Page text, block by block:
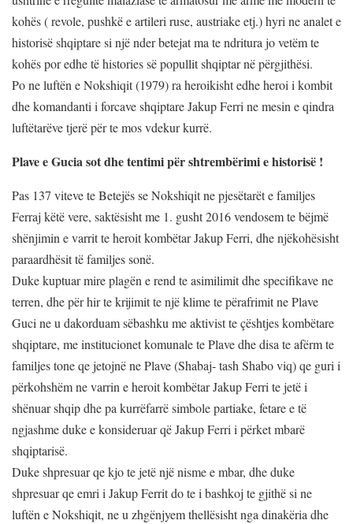
kohës ( revole, pushkë e artileri ruse, austriake etj.) hyri ne analet e
historisë shqiptare si një nder betejat ma te ndritura jo vetëm te
kohës por edhe të histories së popullit shqiptar në përgjithësi.
Po ne luftën e Nokshiqit (1979) ra heroikisht edhe heroi i kombit
dhe komandanti i forcave shqiptare Jakup Ferri ne mesin e qindra
luftëtarëve tjerë për te mos vdekur kurrë.
Plave e Gucia sot dhe tentimi për shtrembërimi e historisë !
Pas 137 viteve te Betejës se Nokshiqit ne pjesëtarët e familjes
Ferraj këtë vere, saktësisht me 1. gusht 2016 vendosem te bëjmë
shënjimin e varrit te heroit kombëtar Jakup Ferri, dhe njëkohësisht
paraardhësit të familjes sonë.
Duke kuptuar mire plagën e rend te asimilimit dhe specifikave ne
terren, dhe për hir te krijimit te një klime te përafrimit ne Plave
Guci ne u dakorduam sëbashku me aktivist te çështjes kombëtare
shqiptare, me institucionet komunale te Plave dhe disa te afërm te
familjes tone qe jetojnë ne Plave (Shabaj- tash Shabo viq) qe guri i
përkohshëm ne varrin e heroit kombëtar Jakup Ferri te jetë i
shënuar shqip dhe pa kurrëfarrë simbole partiake, fetare e të
ngjashme duke e konsideruar që Jakup Ferri i përket mbarë
shqiptarisë.
Duke shpresuar qe kjo te jetë një nisme e mbar, dhe duke
shpresuar qe emri i Jakup Ferrit do te i bashkoj te gjithë si ne
luftën e Nokshiqit, ne u zhgënjyem thellësisht nga dinakëria dhe